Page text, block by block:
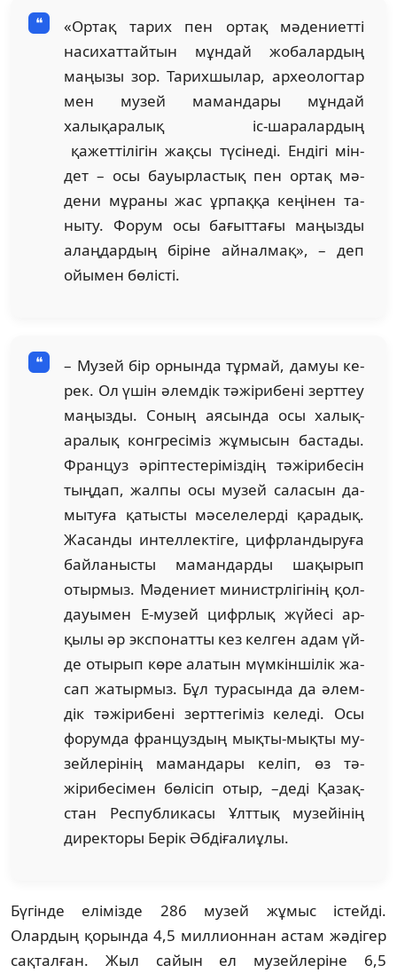
«Ортақ тарих пен ортақ мәдениетті
насихаттайтын мұн­дай жобалардың
маңызы зор. Тарих­шылар, археологтар
мен музей маман­дары мұндай
халықаралық іс-шаралар­дың
қажеттілігін жақсы түсінеді. Ендігі мін­
дет – осы бауырластық пен ортақ мә­­­­
дени мұраны жас ұрпаққа кеңінен та­
ныту. Форум осы бағыттағы маңызды
алаң­дардың біріне айналмақ», – деп
ойы­мен бөлісті.
– Музей бір орнында тұрмай, дамуы к­е­
рек. Ол үшін әлемдік тәжірибені зерт­теу
маңызды. Соның аясында осы ха­лық­
ара­лық конгресіміз жұмысын бастады.
Француз әріптестеріміздің тәжірибесін
тыңдап, жалпы осы музей саласын да­
мы­туға қатысты мәселелерді қарадық.
Жа­санды интеллектіге, цифрландыруға
бай­­ла­ныс­ты мамандарды шақырып
отыр­­мыз. Мәдениет ми­нистр­­лігі­нің қол­
дауымен Е-музей цифр­лық жүйесі ар­
қылы әр экспонатты кез келген адам үй­
де отырып көре алатын мүмкіншілік жа­
сап жатырмыз. Бұл турасында да әлем­
дік тәжірибені зерттегіміз келеді. Осы
форумда француздың мықты-мықты му­
зейлерінің мамандары келіп, өз тә­
жірибесімен бөлісіп отыр, –деді Қазақ­
стан Республикасы Ұлттық музейінің
директоры Берік Әбдіғалиұлы.
Бүгінде елімізде 286 музей жұмыс іс­тейді.
Олардың қорында 4,5 миллион­нан астам жәдігер
сақталған. Жыл сайын ел музейлеріне 6,5